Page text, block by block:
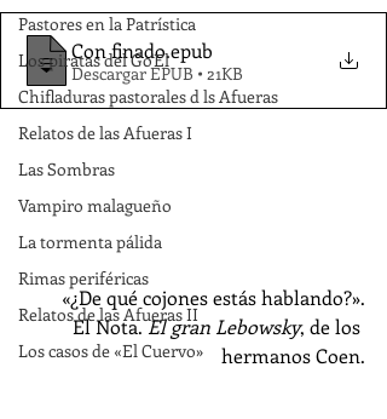
Pastores en la Patrística
Los piratas del Go'El
Chifladuras pastorales d ls Afueras
Relatos de las Afueras I
Las Sombras
Vampiro malagueño
La tormenta pálida
Rimas periféricas
Relatos de las Afueras II
Los casos de «El Cuervo»
Con finado.epub
Descargar EPUB • 21KB
«¿De qué cojones estás hablando?».
El Nota. El gran Lebowsky, de los
hermanos Coen.